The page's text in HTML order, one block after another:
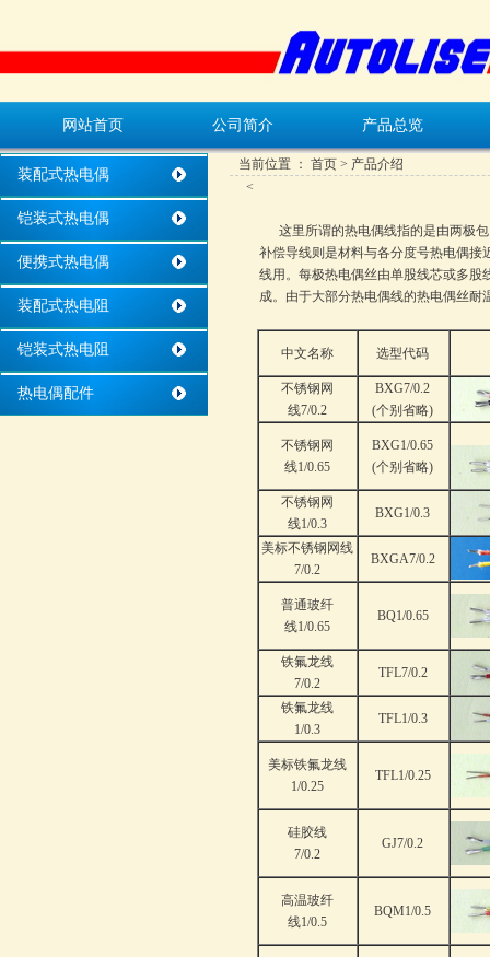
网站首页 公司简介 产品总览
装配式热电偶
铠装式热电偶
便携式热电偶
装配式热电阻
铠装式热电阻
热电偶配件
当前位置 ： 首页 > 产品介绍
<
这里所谓的热电偶线指的是由两极包
补偿导线则是材料与各分度号热电偶
线用。每极热电偶丝由单股线芯或多股
成。由于大部分热电偶线的热电偶丝
中文名称 选型代码
不锈钢网
线7/0.2
BXG7/0.2
(个别省略)
不锈钢网
线1/0.65
BXG1/0.65
(个别省略)
不锈钢网
线1/0.3
BXG1/0.3
美标不锈钢网线
7/0.2
BXGA7/0.2
普通玻纤
线1/0.65
BQ1/0.65
铁氟龙线
7/0.2
TFL7/0.2
铁氟龙线
1/0.3
TFL1/0.3
美标铁氟龙线
1/0.25
TFL1/0.25
硅胶线
7/0.2
GJ7/0.2
高温玻纤
线1/0.5
BQM1/0.5